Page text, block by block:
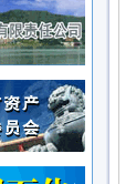
司
程处
限公司
司
公司